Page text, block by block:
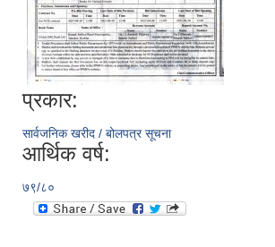
प्रकार:
सार्वजनिक खरीद / बोलपत्र सूचना
आर्थिक वर्ष:
७९/८०